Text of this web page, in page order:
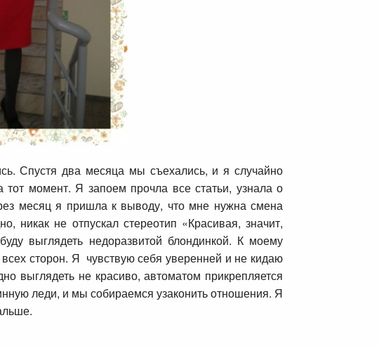
Спустя два месяца мы съехались, и я случайно
момент. Я запоем прочла все статьи, узнала о
месяц я пришла к выводу, что мне нужна смена
никак не отпускал стереотип «Красивая, значит,
выглядеть недоразвитой блондинкой. К моему
сторон. Я чувствую себя уверенней и не кидаю
выглядеть не красиво, автоматом прикрепляется
леди, и мы собираемся узаконить отношения. Я